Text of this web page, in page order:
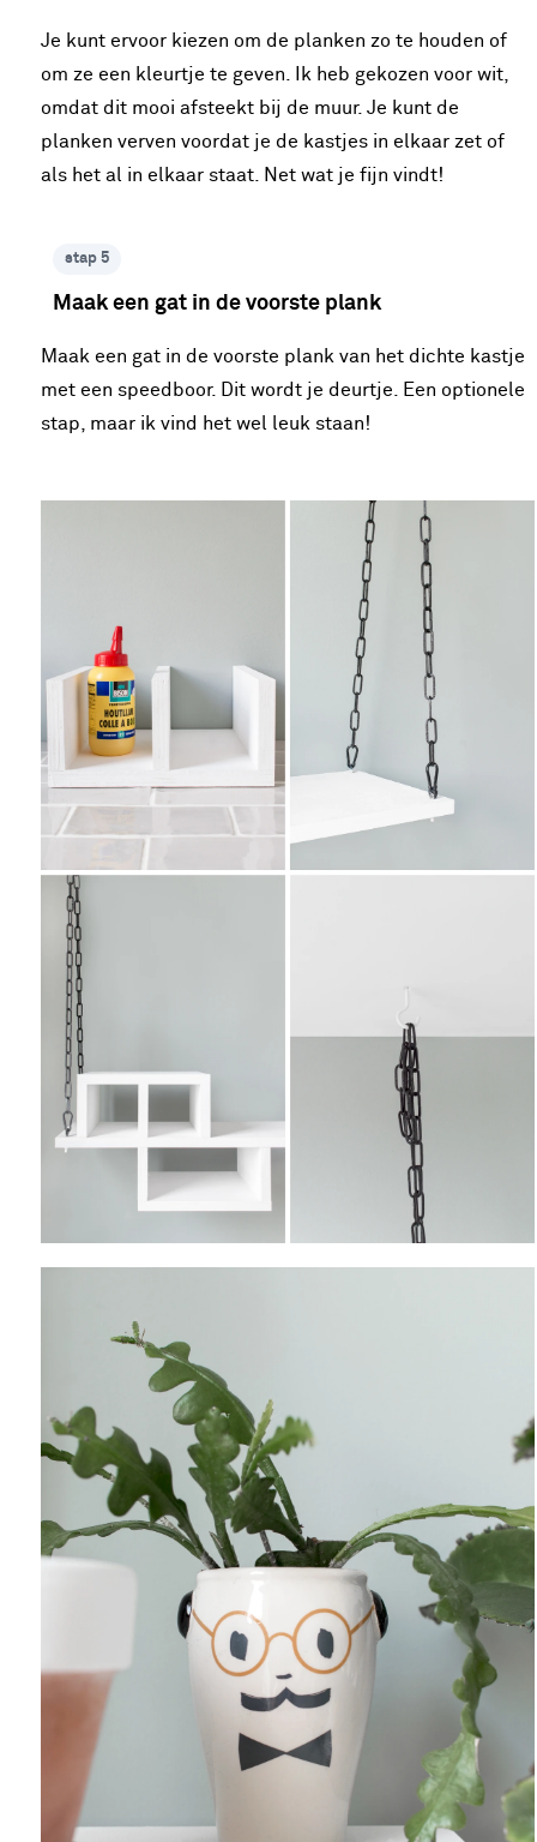
Je kunt ervoor kiezen om de planken zo te houden of
om ze een kleurtje te geven. Ik heb gekozen voor wit,
omdat dit mooi afsteekt bij de muur. Je kunt de
planken verven voordat je de kastjes in elkaar zet of
als het al in elkaar staat. Net wat je fijn vindt!
stap 5
Maak een gat in de voorste plank
Maak een gat in de voorste plank van het dichte kastje
met een speedboor. Dit wordt je deurtje. Een optionele
stap, maar ik vind het wel leuk staan!